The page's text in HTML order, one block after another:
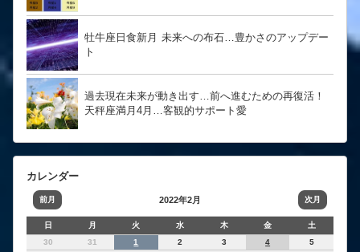
牡牛座日食新月 未来への布石…豊かさのアップデー
ト
過去現在未来が動き出す…前へ進むための再復活！
天秤座満月4月…客観的サポート愛
カレンダー
前月 2022年2月 次月
日 月 火 水 木 金
土
30
31 1 2 3 4
5